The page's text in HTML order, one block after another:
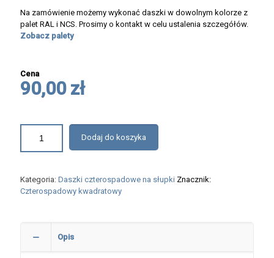
Na zamówienie możemy wykonać daszki w dowolnym kolorze z
palet RAL i NCS. Prosimy o kontakt w celu ustalenia szczegółów.
Zobacz palety
Cena
90,00 zł
Dodaj do koszyka
Kategoria: Daszki czterospadowe na słupki Znacznik:
Czterospadowy kwadratowy
Opis